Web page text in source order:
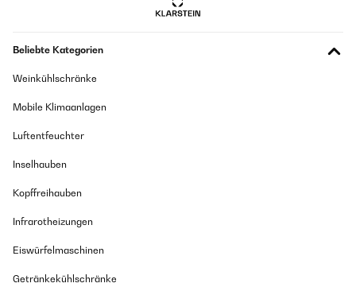
Beliebte Kategorien
Weinkühlschränke
Mobile Klimaanlagen
Luftentfeuchter
Inselhauben
Kopffreihauben
Infrarotheizungen
Eiswürfelmaschinen
Getränkekühlschränke